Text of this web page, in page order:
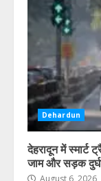
Dehardun
देहरादून में स्मार्ट
जाम और सड़क
August 6, 2026